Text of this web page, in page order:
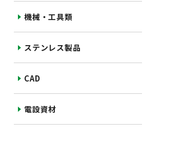
機械・工具類
ステンレス製品
CAD
電設資材